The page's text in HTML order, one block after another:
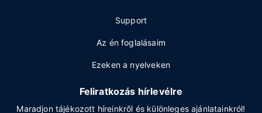
Support
Az én foglalásaim
Ezeken a nyelveken
Feliratkozás hírlevélre
Maradjon tájékozott híreinkről és különleges ajánlatainkról!